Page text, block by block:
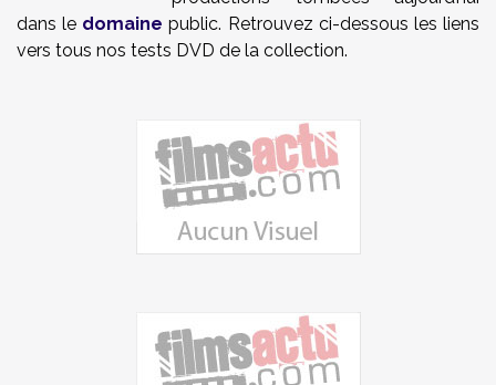
dans le domaine public. Retrouvez ci-dessous les liens
vers tous nos tests DVD de la collection.